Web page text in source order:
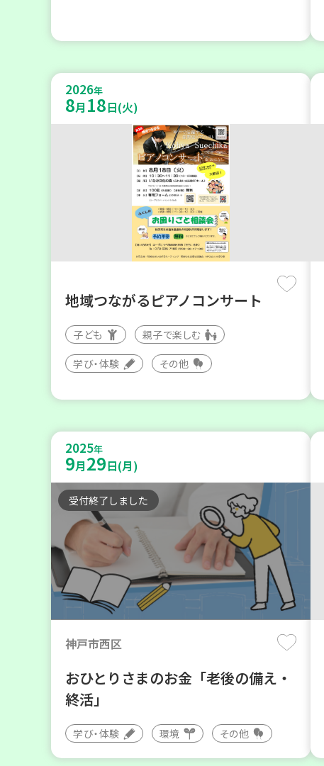
2026年
8月 18日(火)
地域つながるピアノコンサート
子ども 親子で楽しむ
学び・体験 その他
2025年
9月29日(月)
受付終了しました
神戸市西区
おひとりさまのお金「老後の備え・
終活」
学び・体験 環境 その他